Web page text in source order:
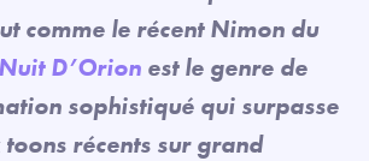
comme le récent Nimon du
D’Orion est le genre de
sophistiqué qui surpasse
récents sur grand